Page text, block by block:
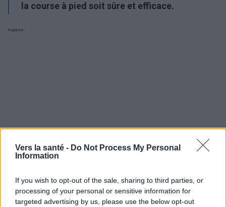
Vers la santé - Do Not Process My Personal
Information
If you wish to opt-out of the sale, sharing to third parties, or
processing of your personal or sensitive information for
targeted advertising by us, please use the below opt-out
la course à pied soit sûre et efficace.
Publicité: